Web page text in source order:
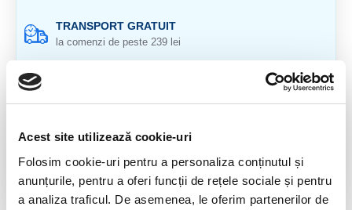
Acest site utilizează cookie-uri
Folosim cookie-uri pentru a personaliza conținutul și
anunțurile, pentru a oferi funcții de rețele sociale și pentru
a analiza traficul. De asemenea, le oferim partenerilor de
TRANSPORT GRATUIT
la comenzi de peste 239 lei
in 14 zile si banii inapoi
GARANTIE PRODUSE
pentru toate produsele